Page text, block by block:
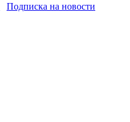
Подписка на новости